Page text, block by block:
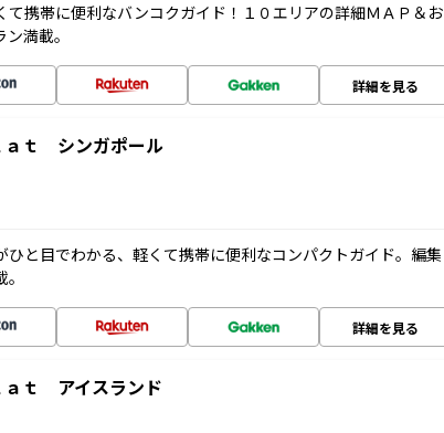
て携帯に便利なバンコクガイド！１０エリアの詳細ＭＡＰ＆お
満載。
詳細を見る
ｔ シンガポール
ひと目でわかる、軽くて携帯に便利なコンパクトガイド。編集
詳細を見る
ｔ アイスランド